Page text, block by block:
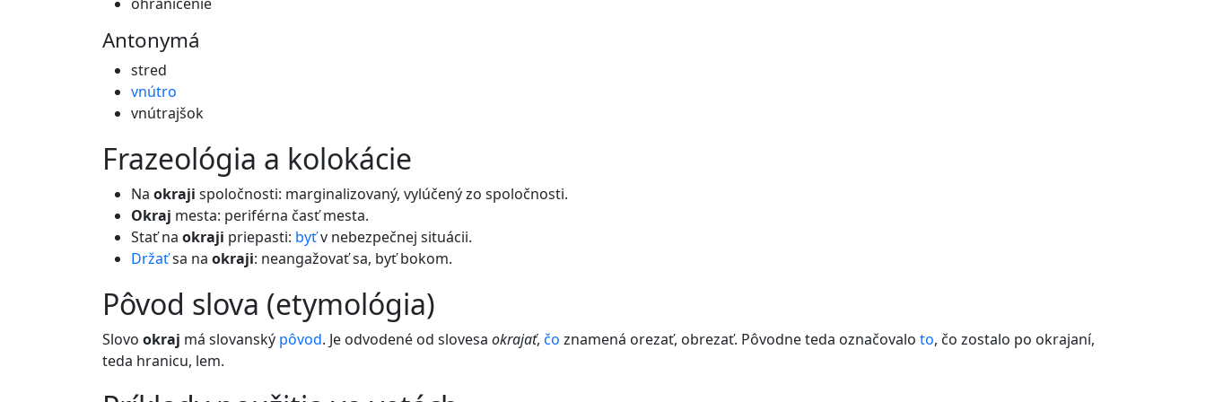
Antonymá
stred
vnútro
vnútrajšok
frazeológia a kolokácie
Na okraji spoločnosti: marginalizovaný, vylúčený zo spoločnosti.
Okraj mesta: periférna časť mesta.
Stať na okraji priepasti: byťv nebezpečnej situácii.
Držaťsa na okraji: neangažovať sa, byť bokom.
pôvod slova (etymológia)
Slovo okraj má slovanský pôvod. Je odvodené od slovesa okrajať, čo znamená orezať, obrezať. Pôvodne teda označovalo to, čo zostalo po okrajaní,
teda hranicu, lem.